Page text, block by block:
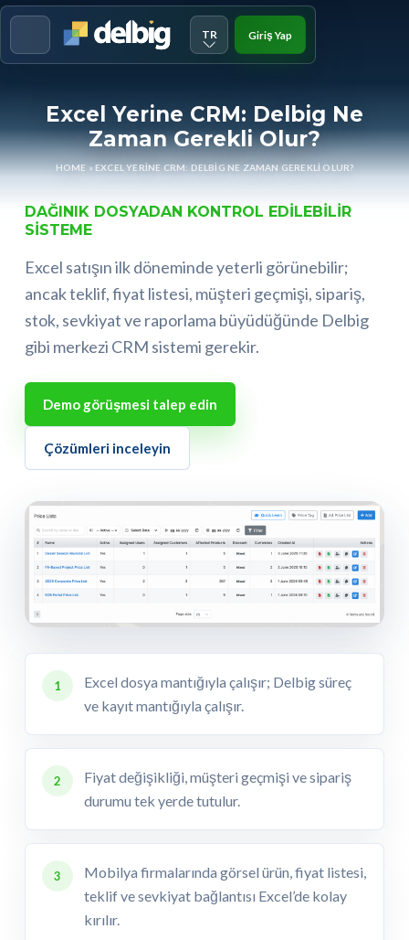
TR Giriş Yap
Excel Yerine CRM: Delbig Ne
Zaman Gerekli Olur?
HOME »EXCEL YERINE CRM: DELBIG NE ZAMAN GEREKLI OLUR?
DAĞINIK DOSYADAN KONTROL EDILEBILIR
SISTEME
Excel satışın ilk döneminde yeterli görünebilir;
ancak teklif, fiyat listesi, müşteri geçmişi, sipariş,
stok, sevkiyat ve raporlama büyüdüğünde Delbig
gibi merkezi CRM sistemi gerekir.
Demo görüşmesi talep edin
Çözümleri inceleyin
1
Excel dosya mantığıyla çalışır; Delbig süreç
ve kayıt mantığıyla çalışır.
2
Fiyat değişikliği, müşteri geçmişi ve sipariş
durumu tek yerde tutulur.
3
Mobilya firmalarında görsel ürün, fiyat listesi,
teklif ve sevkiyat bağlantısı Excel’de kolay
kırılır.